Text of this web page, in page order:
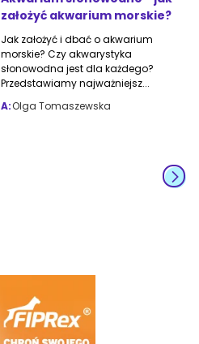
założyć akwarium morskie?
Jak założyć i dbać o akwarium
morskie? Czy akwarystyka
słonowodna jest dla każdego?
Przedstawiamy najważniejsz...
A:Olga Tomaszewska